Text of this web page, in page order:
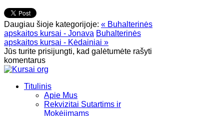
Daugiau šioje kategorijoje: « Buhalterinės
apskaitos kursai - Jonava Buhalterinės
apskaitos kursai - Kėdainiai »
Jūs turite prisijungti, kad galėtumėte rašyti
komentarus
Titulinis
Apie Mus
Rekvizitai Sutartims ir
Mokėjimams